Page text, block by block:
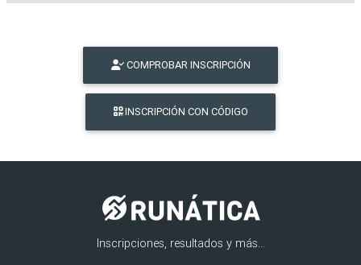
COMPROBAR INSCRIPCIÓN
INSCRIPCIÓN CON CÓDIGO
Inscripciones, resultados y más...